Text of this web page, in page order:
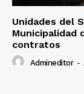
Unidades del
Municipalidad
contratos
Admineditor -